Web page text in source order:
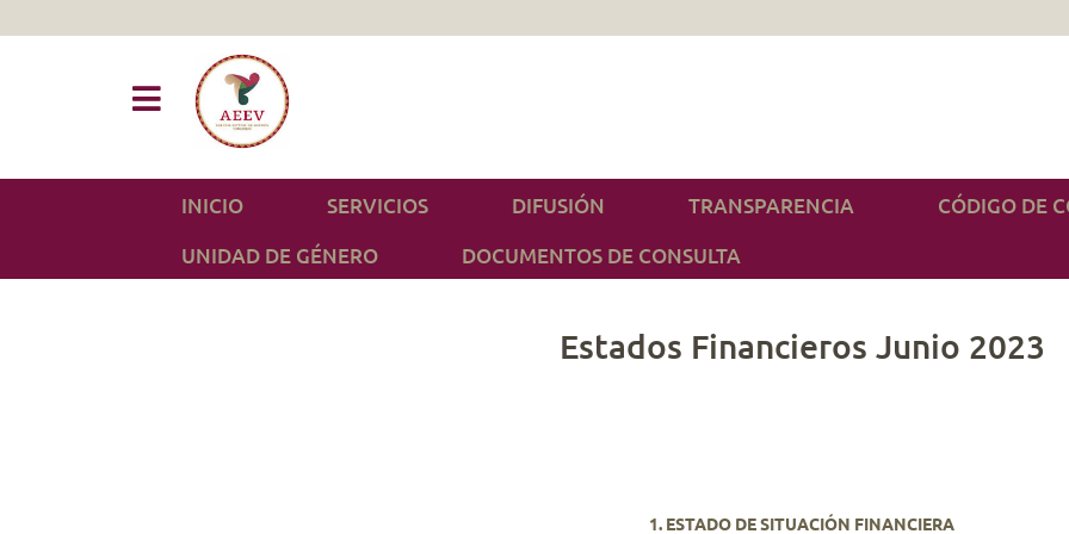
INICIO SERVICIOS DIFUSIÓN TRANSPARENCIA CÓDIGO DE
UNIDAD DE GÉNERO DOCUMENTOS DE CONSULTA
Estados Financieros Junio 2023
1. ESTADO DESITUACIÓN FINANCIERA